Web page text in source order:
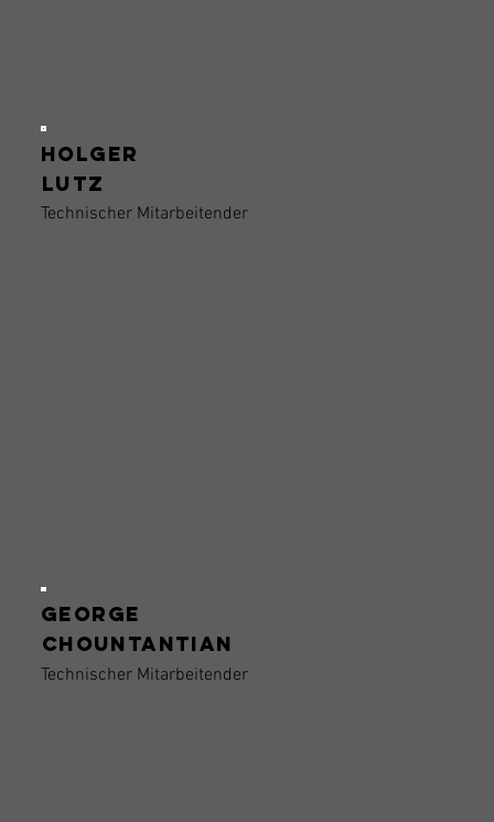
Holger
Lutz
Technischer Mitarbeitender
George
Chountantian
Technischer Mitarbeitender